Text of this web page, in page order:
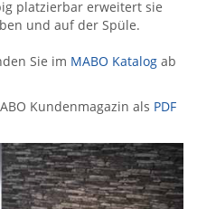
platzierbar erweitert sie
und auf der Spüle.
Sie im MABO Katalog ab
Kundenmagazin als PDF